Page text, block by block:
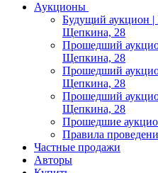
Аукционы
Будущий аукцион |
Щепкина, 28
Прошедший
Щепкина, 28
Прошедший
Щепкина, 28
Прошедший
Щепкина, 28
Прошедшие
Правила
Частные продажи
Авторы